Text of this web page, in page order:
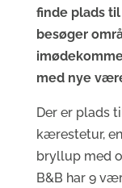
finde plads
besøger
med nye
Der er plads
kærestetur,
bryllup med
B&B har 9